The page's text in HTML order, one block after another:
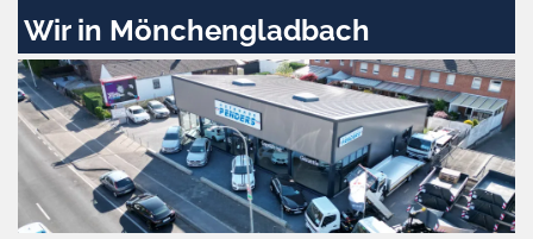
Wir in Mönchengladbach